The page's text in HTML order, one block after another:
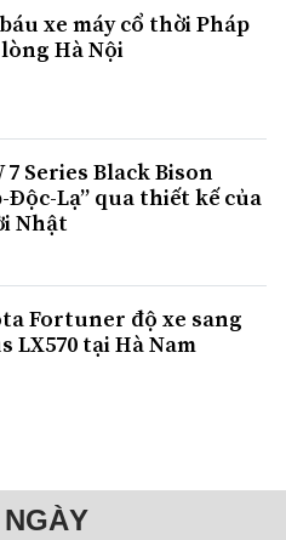
xe máy cổ thời Pháp
Hà Nội
7 Series Black Bison
Độc-Lạ” qua thiết kế của
Nhật
Fortuner độ xe sang
LX570 tại Hà Nam